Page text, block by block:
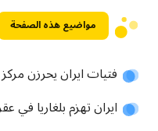
مواضيع هذه الصفحة
فتيات ايران يحرزن
ايران تهزم بلغاريا في